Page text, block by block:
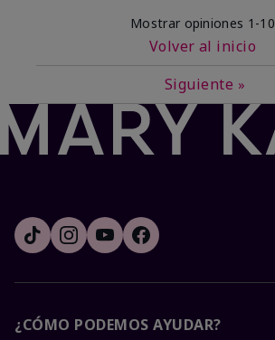
Mostrar opiniones 1-10
Volver al inicio
Siguiente »
¿CÓMO PODEMOS AYUDAR?